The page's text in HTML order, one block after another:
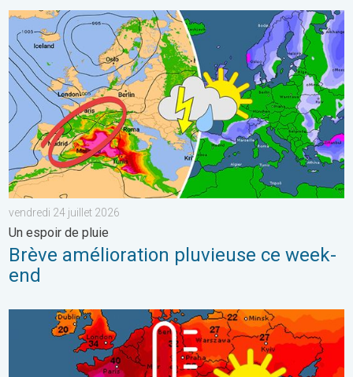
Brève amélioration pluvieuse ce week-end. Un espoir de
vendredi 24 juillet 2026
Un espoir de pluie
Brève amélioration pluvieuse ce week-
end
Vague de chaleur historique en France. Des centaines de